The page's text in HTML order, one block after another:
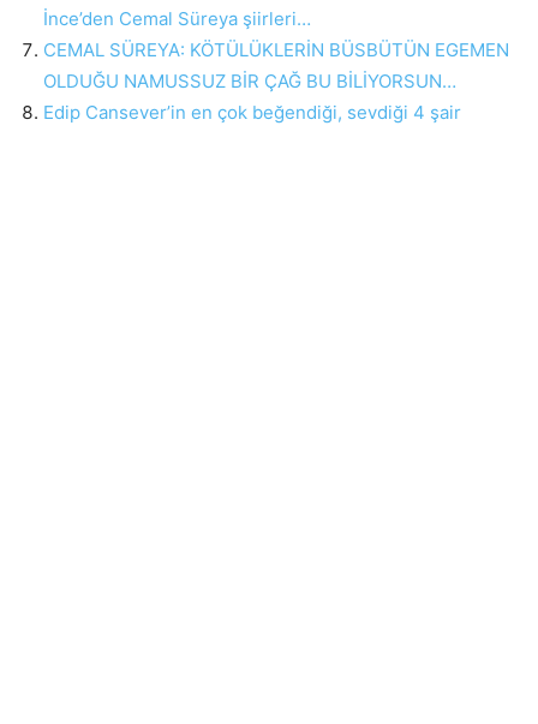
İnce’den Cemal Süreya şiirleri…
CEMAL SÜREYA: KÖTÜLÜKLERİN BÜSBÜTÜN EGEMEN
OLDUĞU NAMUSSUZ BİR ÇAĞ BU BİLİYORSUN…
Edip Cansever’in en çok beğendiği, sevdiği 4 şair